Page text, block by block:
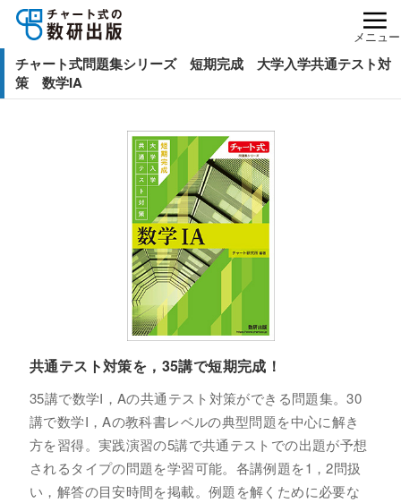
メニュー
チャート式問題集シリーズ 短期完成 大学入学共通テスト対
策 数学IA
共通テスト対策を，35講で短期完成！
35講で数学I，Aの共通テスト対策ができる問題集。30
講で数学I，Aの教科書レベルの典型問題を中心に解き
方を習得。実践演習の5講で共通テストでの出題が予想
されるタイプの問題を学習可能。各講例題を1，2問扱
い，解答の目安時間を掲載。例題を解くために必要な